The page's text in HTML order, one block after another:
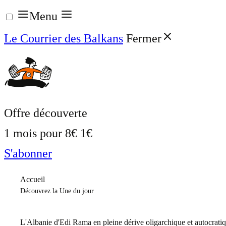
Aller
au
contenu
Menu
Le Courrier des Balkans Fermer
Offre découverte
1 mois pour 8€ 1€
S'abonner
Accueil
Découvrez la Une du jour
L'Albanie d'Edi Rama en pleine dérive oligarchique et